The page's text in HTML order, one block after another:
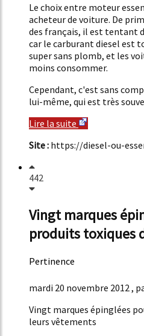
Le choix entre moteur
acheteur de voiture. De
des français, il est tentant
car le carburant diesel est
super sans plomb, et les
moins consommer.
Cependant, c'est sans
lui-même, qui est très
Lire la suite
Site : https://diesel-ou-
442
Vingt marques
produits toxiques
Pertinence
mardi 20 novembre 2012 ,
Vingt marques épinglées
leurs vêtements